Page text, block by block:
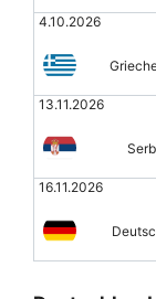
4.10.2026
13.11.2026
16.11.2026